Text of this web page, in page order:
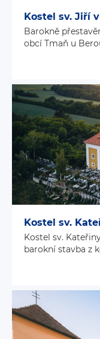
Kostel sv. Jiří
Barokně
obcí Tmaň u
Kostel sv.
Kostel sv.
barokní stavba z